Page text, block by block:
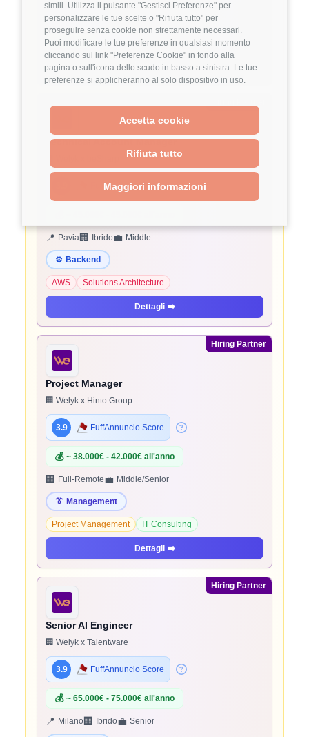
simili. Utilizza il pulsante "Gestisci Preferenze" per
personalizzare le tue scelte o "Rifiuta tutto" per
proseguire senza cookie non strettamente necessari.
Puoi modificare le tue preferenze in qualsiasi momento
cliccando sul link "Preferenze Cookie" in fondo alla
pagina o sull'icona dello scudo in basso a sinistra. Le tue
preferenze si applicheranno al solo dispositivo in uso.
Accetta cookie
Rifiuta tutto
Maggiori informazioni
⚙️ Backend
TypeScript Node.js
Dettagli ➡️
Technical Account Manager
FuffAnnuncio Score
📍 Pavia🏢 Ibrido💼 Middle
⚙️ Backend
AWS Solutions Architecture
Dettagli ➡️
Hiring Partner
Project Manager
🏢 Welyk x Hinto Group
3.9 FuffAnnuncio Score
💰 ~ 38.000€ - 42.000€ all'anno
🏢 Full-Remote💼 Middle/Senior
👔 Management
Project Management IT Consulting
Dettagli ➡️
Hiring Partner
Senior AI Engineer
🏢 Welyk x Talentware
3.9 FuffAnnuncio Score
💰 ~ 65.000€ - 75.000€ all'anno
📍 Milano🏢 Ibrido💼 Senior